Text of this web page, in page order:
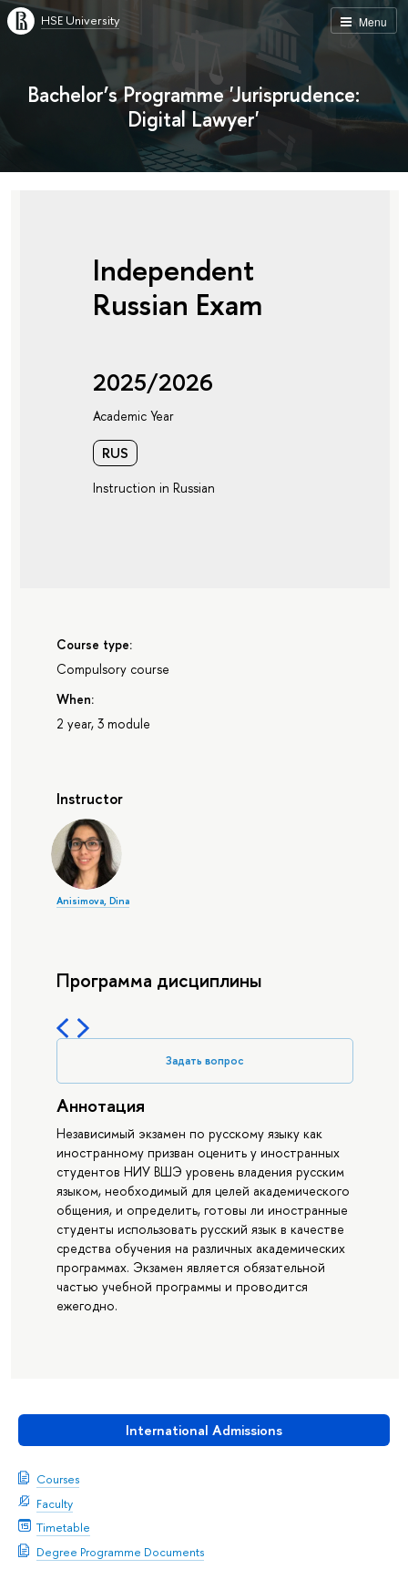
Menu
HSE University
Bachelor’s Programme 'Jurisprudence:
Digital Lawyer'
International Admissions
Courses
Faculty
Timetable
Degree Programme Documents
Independent
Russian Exam
2025/2026
Academic Year
RUS
Instruction in Russian
Course type:
Compulsory course
When:
2 year, 3 module
Instructor
Anisimova, Dina
Программа дисциплины
Задать вопрос
Аннотация
Независимый экзамен по русскому языку как
иностранному призван оценить у иностранных
студентов НИУ ВШЭ уровень владения русским
языком, необходимый для целей академического
общения, и определить, готовы ли иностранные
студенты использовать русский язык в качестве
средства обучения на различных академических
программах. Экзамен является обязательной
частью учебной программы и проводится
ежегодно.